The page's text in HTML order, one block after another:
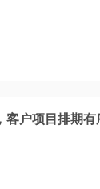
客户项目排期有